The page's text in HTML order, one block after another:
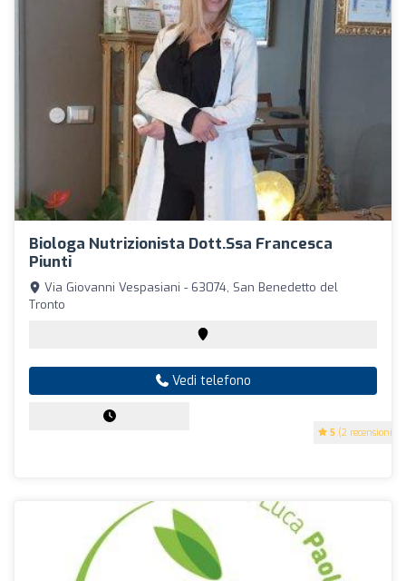
Biologa Nutrizionista Dott.ssa Francesca
Piunti
5 (2 recensioni)
Via Giovanni Vespasiani - 63074, San Benedetto del
Tronto
Vedi telefono